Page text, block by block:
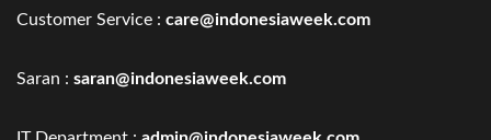
Customer Service : care@indonesiaweek.com
Saran : saran@indonesiaweek.com